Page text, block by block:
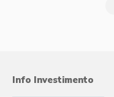
Info Investimento